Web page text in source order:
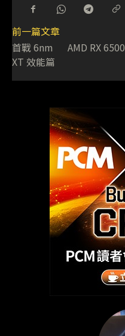
前一篇文章
首戰 6nm AMD RX 6500
XT 效能篇